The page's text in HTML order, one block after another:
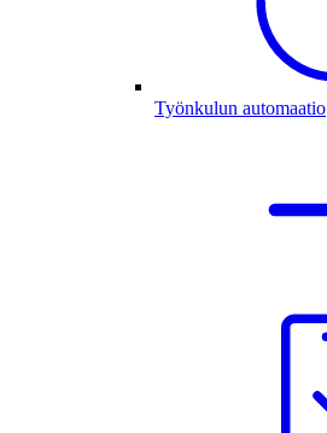
Työnkulun automaatio